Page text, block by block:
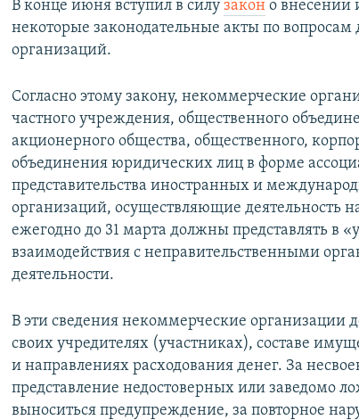
В конце июня вступил в силузакон о внесении
некоторые законодательные акты по
организаций.
Согласно этому закону, некоммерческие
частного учреждения, общественного
акционерного общества, общественного,
объединения юридических лиц в форме
представительства иностранных и
организаций, осуществляющие деятельность
ежегодно до 31 марта должны представлять в
взаимодействия с неправительственными
деятельности.
В эти сведения некоммерческие
своих учредителях (участниках), составе
и направлениях расходования денег. За
представление недостоверных или заведомо
выноситься предупреждение, за повторное